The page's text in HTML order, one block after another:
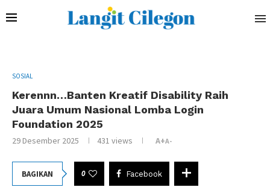
SOSIAL
Kerennn…Banten Kreatif Disability Raih
Juara Umum Nasional Lomba Login
Foundation 2025
29 Desember 2025 431 views A+A-
BAGIKAN 0 Facebook